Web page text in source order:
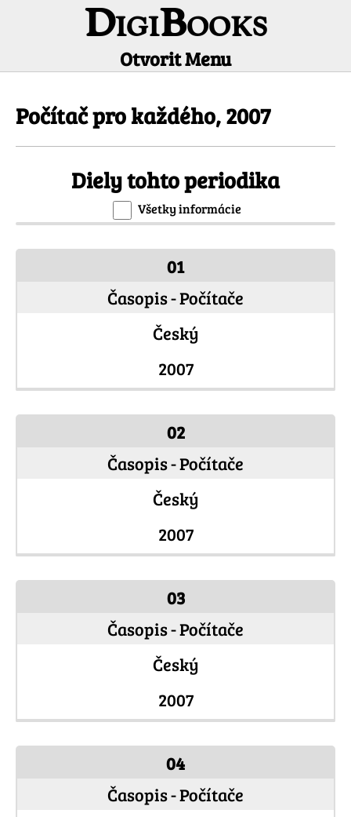
DigiBooks
Otvorit Menu
Počítač pro každého, 2007
Diely tohto periodika
Všetky informácie
01
Časopis - Počítače
Český
2007
02
Časopis - Počítače
Český
2007
03
Časopis - Počítače
Český
2007
04
Časopis - Počítače